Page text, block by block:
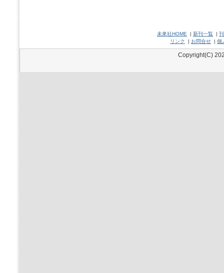
未來社HOME | 新刊一覧 |
リンク
| お問合せ | 個
Copyright(C)